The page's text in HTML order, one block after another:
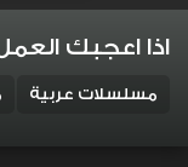
اذا اعجبك
مسلسلات عربية